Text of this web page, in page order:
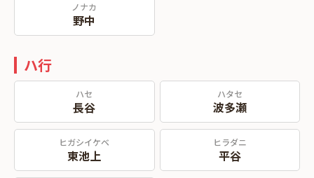
ノナカ
野中
ハ行
ハセ
長谷
ハタセ
波多瀬
ヒガシイケベ
東池上
ヒラダニ
平谷